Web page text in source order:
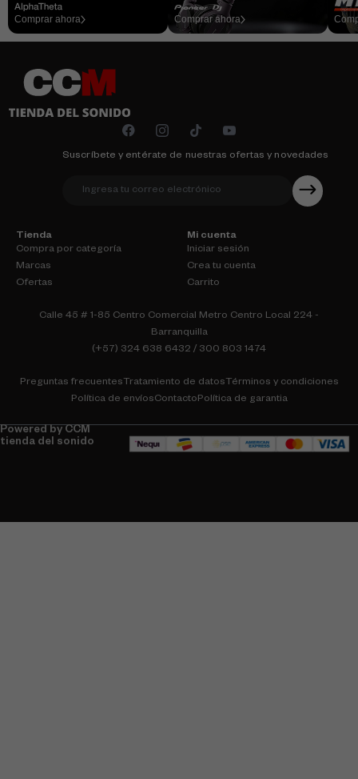
Comprar ahora Comprar ahora
Suscríbete y entérate de nuestras ofertas y novedades
Tienda
Compra por categoría
Marcas
Ofertas
Mi cuenta
Iniciar sesión
Crea tu cuenta
Carrito
Calle 45 # 1-85 Centro Comercial Metro Centro Local 224 -
Barranquilla
(+57) 324 638 6432 / 300 803 1474
Preguntas frecuentes Tratamiento de datos Términos y condiciones
Política de envíosContactoPolítica de garantia
Powered by CCM
tienda del sonido